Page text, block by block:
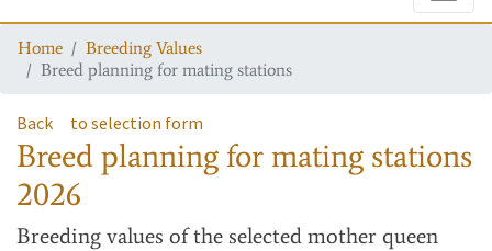
Home
Breeding Values
Breed planning for mating stations
Back to selection form
Breed planning for mating stations
2026
Breeding values of the selected mother queen